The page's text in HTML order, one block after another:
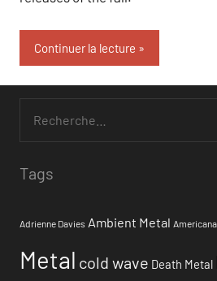
Continuer la lecture
Tags
Adrienne Davies Ambient Metal Americana
Metal cold wave Death Metal